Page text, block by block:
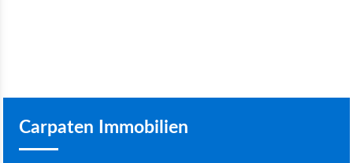
Carpaten Immobilien